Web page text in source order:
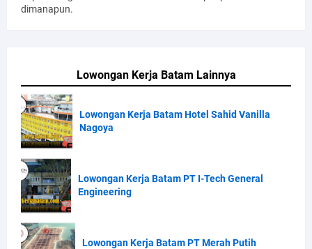
dimanapun.
Lowongan Kerja Batam Lainnya
Lowongan Kerja Batam Hotel Sahid Vanilla
Nagoya
Lowongan Kerja Batam PT I-Tech General
Engineering
Lowongan Kerja Batam PT Merah Putih